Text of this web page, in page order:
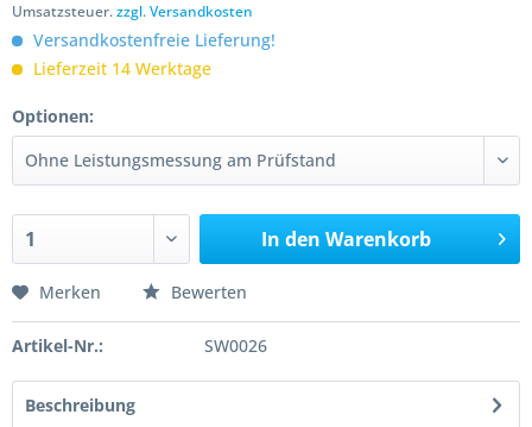
Umsatzsteuer.zzgl. Versandkosten
Versandkostenfreie Lieferung!
Lieferzeit 14 Werktage
Optionen:
In den Warenkorb
Merken Bewerten
Artikel-Nr.: SW0026
Beschreibung